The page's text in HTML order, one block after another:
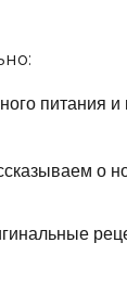
питания
о